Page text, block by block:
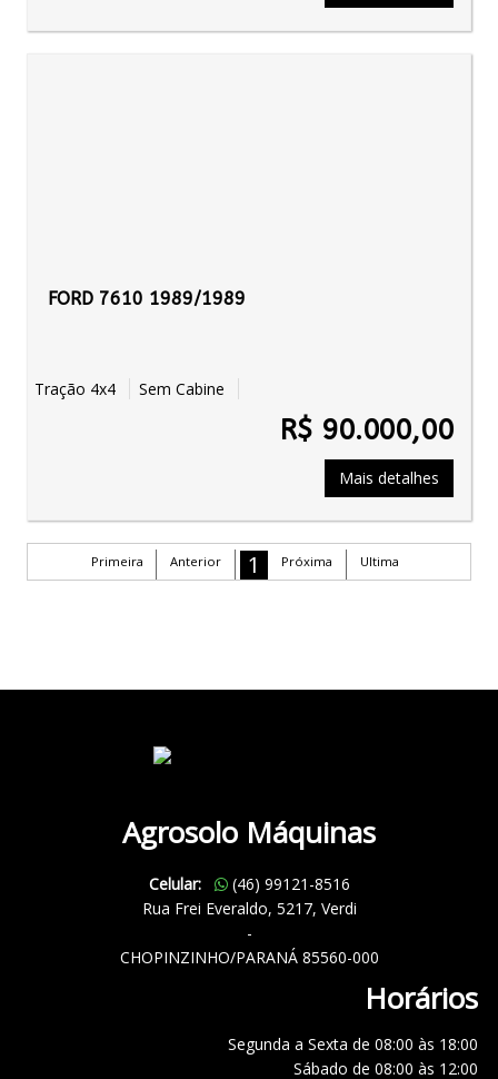
FORD 7610 1989/1989
Tração 4x4 Sem Cabine
R$ 90.000,00
Mais detalhes
Primeira Anterior 1 Próxima Ultima
Agrosolo Máquinas
Celular:
(46) 99121-8516
Rua Frei Everaldo, 5217, Verdi
-
CHOPINZINHO/PARANÁ 85560-000
Horários
Segunda a Sexta de 08:00 às 18:00
Sábado de 08:00 às 12:00